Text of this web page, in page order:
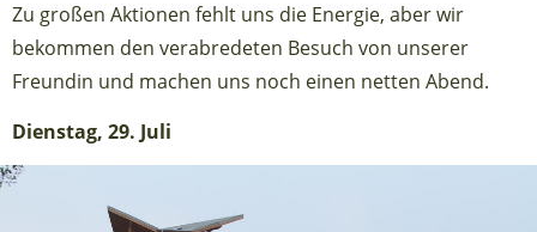
Zu großen Aktionen fehlt uns die Energie, aber wir
bekommen den verabredeten Besuch von unserer
Freundin und machen uns noch einen netten Abend.
Dienstag, 29. Juli